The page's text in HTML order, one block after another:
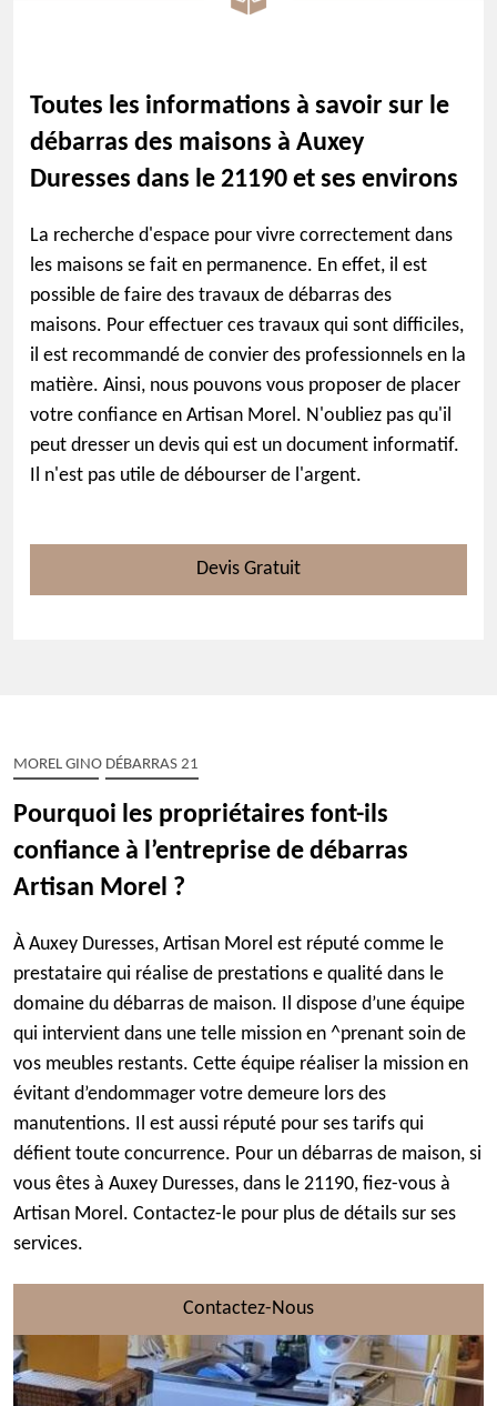
Toutes les informations à savoir sur le
débarras des maisons à Auxey
Duresses dans le 21190 et ses environs
La recherche d'espace pour vivre correctement dans
les maisons se fait en permanence. En effet, il est
possible de faire des travaux de débarras des
maisons. Pour effectuer ces travaux qui sont difficiles,
il est recommandé de convier des professionnels en la
matière. Ainsi, nous pouvons vous proposer de placer
votre confiance en Artisan Morel. N'oubliez pas qu'il
peut dresser un devis qui est un document informatif.
Il n'est pas utile de débourser de l'argent.
Devis Gratuit
MOREL GINO DÉBARRAS 21
Pourquoi les propriétaires font-ils
confiance à l’entreprise de débarras
Artisan Morel ?
À Auxey Duresses, Artisan Morel est réputé comme le
prestataire qui réalise de prestations e qualité dans le
domaine du débarras de maison. Il dispose d’une équipe
qui intervient dans une telle mission en ^prenant soin de
vos meubles restants. Cette équipe réaliser la mission en
évitant d’endommager votre demeure lors des
manutentions. Il est aussi réputé pour ses tarifs qui
défient toute concurrence. Pour un débarras de maison, si
vous êtes à Auxey Duresses, dans le 21190, fiez-vous à
Artisan Morel. Contactez-le pour plus de détails sur ses
services.
Contactez-Nous